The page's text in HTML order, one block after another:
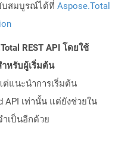
บสมบูรณ์ได้ที่ Aspose.Total
REST API โดยใช้
ำหรับผู้เริ่มต้น
ต่แนะนำการเริ่มต้น
API เท่านั้น แต่ยังช่วยใน
เป็นอีกด้วย